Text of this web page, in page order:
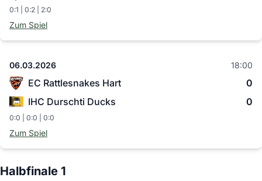
0:1 | 0:2 | 2:0
Zum Spiel
06.03.2026 18:00
EC Rattlesnakes Hart
0
IHC Durschti Ducks
0
0:0 | 0:0 | 0:0
Zum Spiel
Halbfinale 1